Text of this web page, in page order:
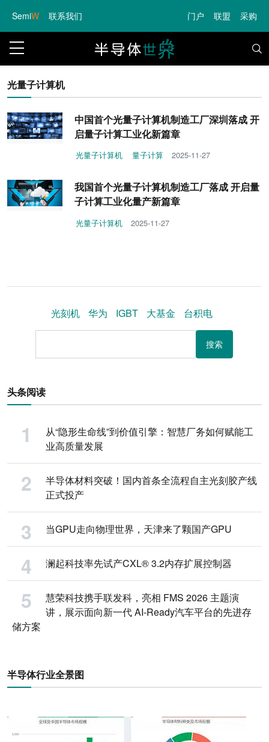
SemiW 联系我们 门户 联盟 采购
光量子计算机
中国首个光量子计算机制造工厂深圳落成 开
启量子计算工业化新篇章
光量子计算机 量子计算 2025-11-27
我国首个光量子计算机制造工厂落成 开启量
子计算工业化量产新篇章
光量子计算机 2025-11-27
光刻机 华为 IGBT 大基金 台积电
搜索
头条阅读
从“隐形生命线”到价值引擎：智慧厂务如何赋能工
业高质量发展
半导体材料突破！国内首条全流程自主光刻胶产线
正式投产
当GPU走向物理世界，天津来了颗国产GPU
澜起科技率先试产CXL® 3.2内存扩展控制器
慧荣科技携手联发科，亮相 FMS 2026 主题演
讲，展示面向新一代 AI-Ready汽车平台的先进存
储方案
半导体行业全景图